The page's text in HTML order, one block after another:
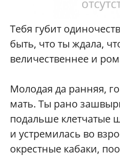
Тебя губит
быть, что ты ждала,
величественнее и
Молодая да ранняя,
мать. Ты рано
подальше клетчатые
и устремилась во
окрестные кабаки,